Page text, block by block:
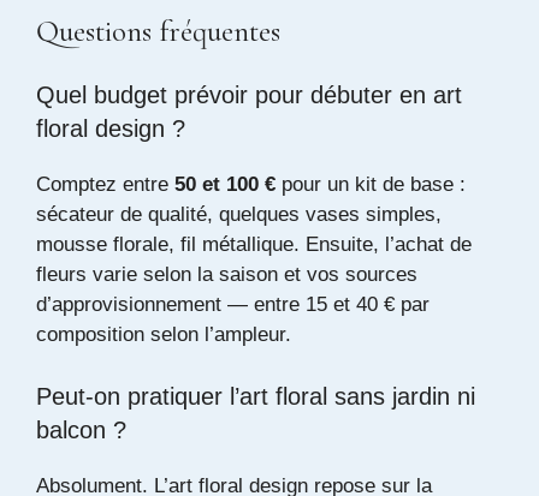
Questions fréquentes
Quel budget prévoir pour débuter en art
floral design ?
Comptez entre 50 et 100 € pour un kit de base :
sécateur de qualité, quelques vases simples,
mousse florale, fil métallique. Ensuite, l’achat de
fleurs varie selon la saison et vos sources
d’approvisionnement — entre 15 et 40 € par
composition selon l’ampleur.
Peut-on pratiquer l’art floral sans jardin ni
balcon ?
Absolument. L’art floral design repose sur la